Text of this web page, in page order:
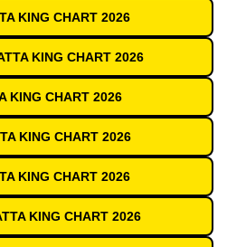
KING CHART 2026
KING CHART 2026
KING CHART 2026
KING CHART 2026
KING CHART 2026
KING CHART 2026